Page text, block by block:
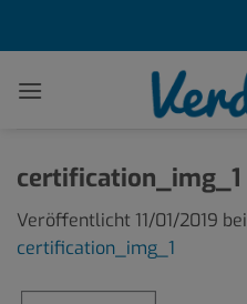
certification_img_1
Veröffentlicht 11/01/2019 bei
certification_img_1